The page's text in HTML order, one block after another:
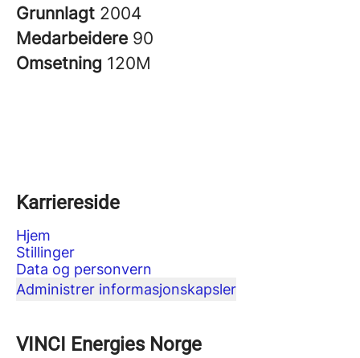
Grunnlagt 2004
Medarbeidere 90
Omsetning 120M
Karriereside
Hjem
Stillinger
Data og personvern
Administrer informasjonskapsler
VINCI Energies Norge